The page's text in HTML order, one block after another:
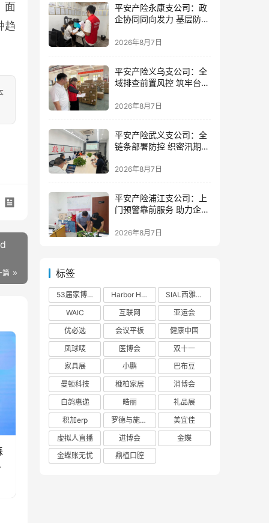
面
趋
篇
平安产险永康支公司：政
企协同同向发力 基层防控
2026年8月7日
平安产险义乌支公司：全
域排查前置风控 筑牢台风
2026年8月7日
平安产险武义支公司：全
链条部署防控 织密汛期安
2026年8月7日
平安产险浦江支公司：上
门预警靠前服务 助力企业
2026年8月7日
标签
53届家博会 Harbor House
SIAL西雅展
WAIC
互联网
亚运会
优必选
会议平板
健康中国
凤球唛
医博会
双十一
家具展
小鹏
巴布豆
曼顿科技
槺柏家居
消博会
白鸽惠递
皓丽
礼品展
积加erp
罗德与施瓦茨
美宜佳
虚拟人直播
进博会
金蝶
金蝶账无忧
鼎植口腔